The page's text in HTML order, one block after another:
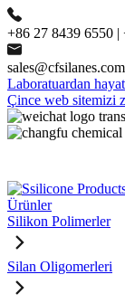
+86 27 8439 6550 |
sales@cfsilanes.com
Laboratuardan
Çince web sitemizi
Ürünler
Silikon Polimerler
Silan Oligomerleri